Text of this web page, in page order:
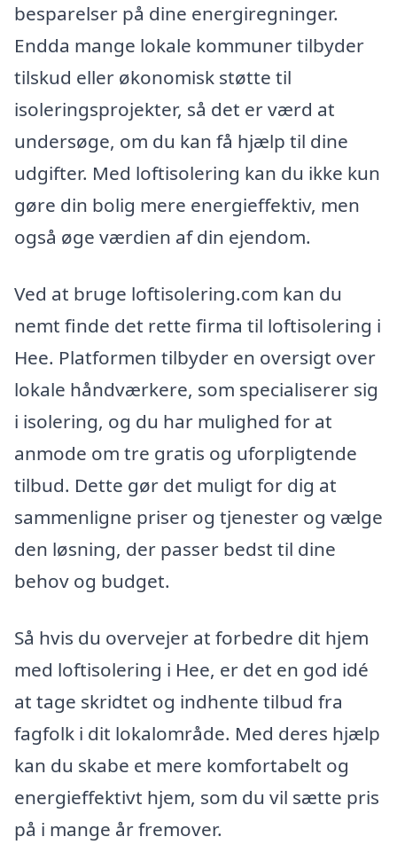
besparelser på dine energiregninger.
Endda mange lokale kommuner tilbyder
tilskud eller økonomisk støtte til
isoleringsprojekter, så det er værd at
undersøge, om du kan få hjælp til dine
udgifter. Med loftisolering kan du ikke kun
gøre din bolig mere energieffektiv, men
også øge værdien af din ejendom.
Ved at bruge loftisolering.com kan du
nemt finde det rette firma til loftisolering i
Hee. Platformen tilbyder en oversigt over
lokale håndværkere, som specialiserer sig
i isolering, og du har mulighed for at
anmode om tre gratis og uforpligtende
tilbud. Dette gør det muligt for dig at
sammenligne priser og tjenester og vælge
den løsning, der passer bedst til dine
behov og budget.
Så hvis du overvejer at forbedre dit hjem
med loftisolering i Hee, er det en god idé
at tage skridtet og indhente tilbud fra
fagfolk i dit lokalområde. Med deres hjælp
kan du skabe et mere komfortabelt og
energieffektivt hjem, som du vil sætte pris
på i mange år fremover.